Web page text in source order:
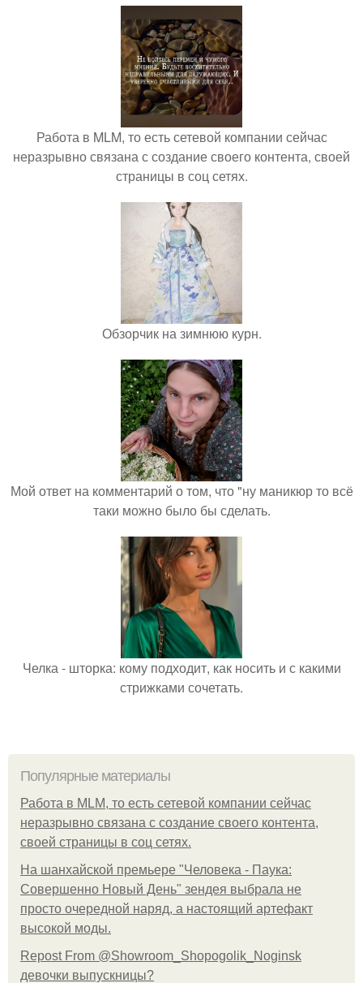
Работа в MLM, то есть сетевой компании сейчас
неразрывно связана с создание своего контента, своей
страницы в соц сетях.
Обзорчик на зимнюю курн.
Мой ответ на комментарий о том, что "ну маникюр то всё
таки можно было бы сделать.
Челка - шторка: кому подходит, как носить и с какими
стрижками сочетать.
Популярные материалы
Работа в MLM, то есть сетевой компании сейчас
неразрывно связана с создание своего контента,
своей страницы в соц сетях.
На шанхайской премьере "Человека - Паука:
Совершенно Новый День" зендея выбрала не
просто очередной наряд, а настоящий артефакт
высокой моды.
Repost From @Showroom_Shopogolik_Noginsk
девочки выпускницы?